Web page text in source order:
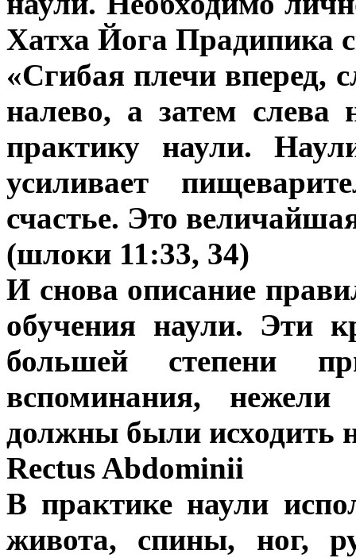
Хатха Йога Прадипика
«Сгибая плечи вперед,
налево, а затем слева
практику наули.
усиливает
счастье. Это
(шлоки 11:33, 34)
И снова описание
обучения наули. Эти
большей степени
вспоминания, нежели
должны были исходить
Rectus Abdominii
В практике наули
живота, спины, ног,